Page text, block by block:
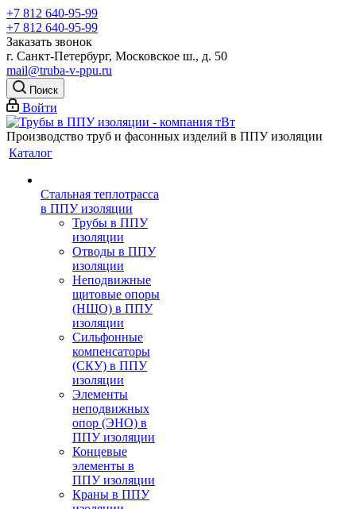
+7 812 640-95-99
+7 812 640-95-99
Заказать звонок
г. Санкт-Петербург, Московское ш., д. 50
mail@truba-v-ppu.ru
Поиск
Войти
Производство труб и фасонных изделий в ППУ изоляции
Каталог
Стальная теплотрасса
в ППУ изоляции
Трубы в ППУ
изоляции
Отводы в ППУ
изоляции
Неподвижные
щитовые опоры
(НЩО) в ППУ
изоляции
Cильфонные
компенсаторы
(СКУ) в ППУ
изоляции
Элементы
неподвижных
опор (ЭНО) в
ППУ изоляции
Концевые
элементы в
ППУ изоляции
Краны в ППУ